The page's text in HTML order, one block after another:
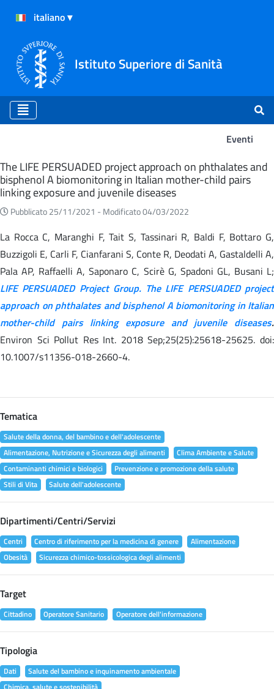
Istituto Superiore di Sanità
Eventi
Eventi
The LIFE PERSUADED project approach on phthalates and
bisphenol A biomonitoring in Italian mother-child pairs
linking exposure and juvenile diseases
Pubblicato 25/11/2021 - Modificato 04/03/2022
La Rocca C, Maranghi F, Tait S, Tassinari R, Baldi F, Bottaro G,
Buzzigoli E, Carli F, Cianfarani S, Conte R, Deodati A, Gastaldelli A,
Pala AP, Raffaelli A, Saponaro C, Scirè G, Spadoni GL, Busani L;
LIFE PERSUADED Project Group. The LIFE PERSUADED project
approach on phthalates and bisphenol A biomonitoring in Italian
mother-child pairs linking exposure and juvenile diseases.
Environ Sci Pollut Res Int. 2018 Sep;25(25):25618-25625. doi:
10.1007/s11356-018-2660-4.
Tematica
Salute della donna, del bambino e dell'adolescente
Alimentazione, Nutrizione e Sicurezza degli alimenti
Clima Ambiente e Salute
Contaminanti chimici e biologici
Prevenzione e promozione della salute
Stili di Vita
Salute dell'adolescente
Dipartimenti/Centri/Servizi
Centri Centro di riferimento per la medicina di genere
Alimentazione
Obesità
Sicurezza chimico-tossicologica degli alimenti
Target
Cittadino Operatore Sanitario Operatore dell'informazione
Tipologia
Dati
Salute del bambino e inquinamento ambientale
Chimica, salute e sostenibilità